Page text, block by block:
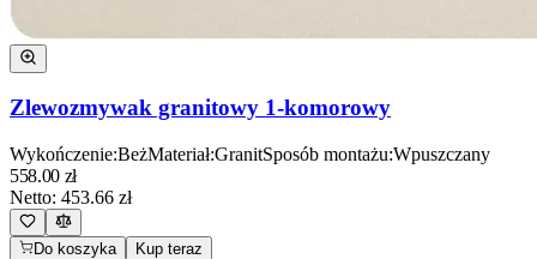
Zlewozmywak granitowy 1-komorowy
Wykończenie:BeżMateriał:GranitSposób montażu:Wpuszczany
558.00 zł
Netto: 453.66 zł
Do koszyka Kup teraz